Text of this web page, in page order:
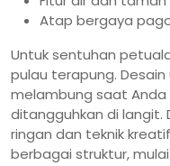
Atap bergaya
Untuk sentuhan
pulau terapung.
melambung saat
ditangguhkan di langit.
ringan dan teknik
berbagai struktur,